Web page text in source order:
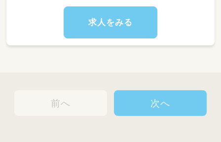
求人をみる
前へ 次へ